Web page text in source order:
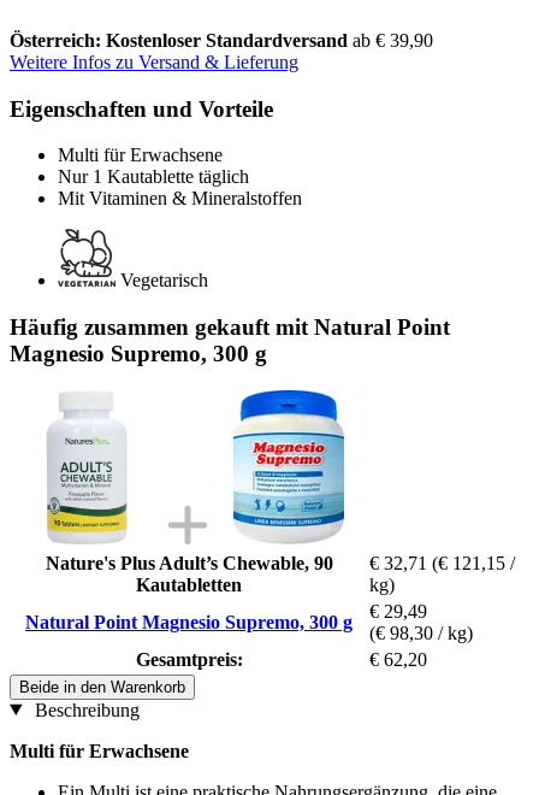
Österreich: Kostenloser Standardversand ab € 39,90
Weitere Infos zu Versand & Lieferung
Eigenschaften und Vorteile
Multi für Erwachsene
Nur 1 Kautablette täglich
Mit Vitaminen & Mineralstoffen
Vegetarisch
Häufig zusammen gekauft mit Natural Point
Magnesio Supremo, 300 g
Nature's Plus Adult’s Chewable, 90
Kautabletten
€ 32,71 (€ 121,15 /
kg)
Natural Point Magnesio Supremo, 300 g
€ 29,49
(€ 98,30 / kg)
Gesamtpreis:
€ 62,20
Beide in den Warenkorb
Beschreibung
Multi für Erwachsene